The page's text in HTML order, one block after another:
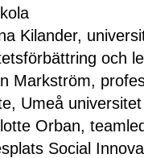
Kilander,
och
Markström,
Umeå universitet
Orban,
Social